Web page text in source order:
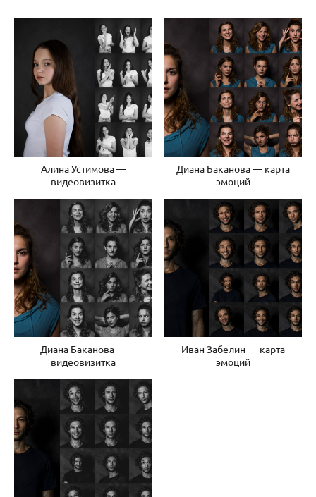
Алина Устимова —
видеовизитка
Диана Баканова — карта
эмоций
Диана Баканова —
видеовизитка
Иван Забелин — карта
эмоций